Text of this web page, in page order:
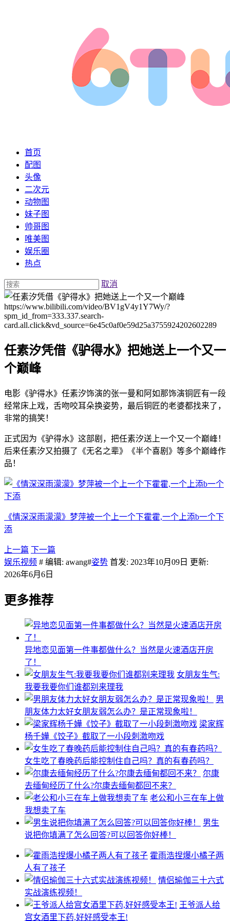
首页
配图
头像
二次元
动物图
妹子图
帅哥图
唯美图
娱乐圈
热点
取消
https://www.bilibili.com/video/BV1gV4y1Y7Wy/?
spm_id_from=333.337.search-
card.all.click&vd_source=6e45c0af0e59d25a3755924202602289
任素汐凭借《驴得水》把她送上一个又一
个巅峰
电影《驴得水》任素汐饰演的张一曼和阿如那饰演铜匠有一段
经常床上戏，舌吻咬耳朵换姿势，最后铜匠的老婆都找来了，
非常的搞笑！
正式因为《驴得水》这部剧，把任素汐送上一个又一个巅峰！
后来任素汐又拍摄了《无名之辈》《半个喜剧》等多个巅峰作
品！
《情深深雨濛濛》梦萍被一个上一个下霍霍,一个上添b一个下
添
上一篇 下一篇
娱乐视频 # 编辑: awang#姿势 首发: 2023年10月09日 更新:
2026年6月6日
更多推荐
异地恋见面第一件事都做什么？当然是火速酒店开房
了！
女朋友生气:
我要我要你们谁都别来理我
男
朋友体力太好女朋友弱怎么办？是正常现象啦！
梁家辉
杨千嬅《饺子》截取了一小段刺激吻戏
女生吃了春晚药后能控制住自己吗？真的有春药吗？
尔康
去缅甸经历了什么?尔康去缅甸都回不来？
老公和小三在车上做
我想卖了车
男生
说把你填满了怎么回答?可以回答你好棒！
霍雨浩捏爆小橘子两
人有了孩子
情侣瑜伽三十六式
实战演练视频！
王爷派人给
宫女酒里下药,好好感受本王!